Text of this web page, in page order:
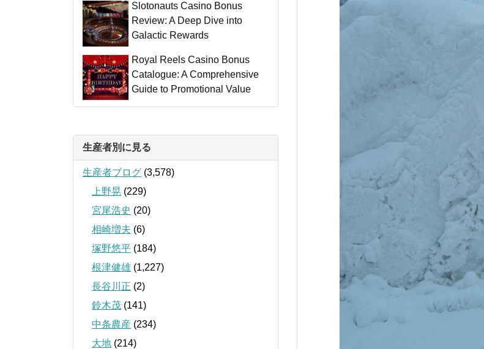
Slotonauts Casino Bonus
Review: A Deep Dive into
Galactic Rewards
Royal Reels Casino Bonus
Catalogue: A Comprehensive
Guide to Promotional Value
生産者別に見る
生産者ブログ (3,578)
上野晃 (229)
宮尾浩史 (20)
相崎増夫 (6)
塚野悠平 (184)
根津健雄 (1,227)
長谷川正 (2)
鈴木茂 (141)
中条農産 (234)
大地 (214)